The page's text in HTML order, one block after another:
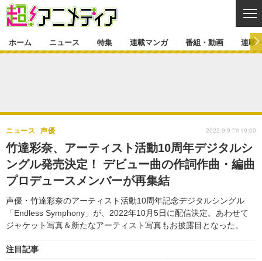
ゲーム・アプリ マンガ
グッズ イベント
声優
舞台 新帝スタ
特集一覧 カバー
ラキりす
連載マンガ
連載マンガ一覧 連載一覧
番組・動画
番組・動画一覧 ラジオ
動画
連載・ブログ
連載・ブログ一覧
編集部ブログ・お知らせ
ホーム ニュース 特集 連載マンガ 番組・動画 連載
竹達彩奈、アーティスト活動10周年デジタルシ
ングル発売決定！ デビュー曲の作詞作曲・編曲
プロデュースメンバーが再集結
声優・竹達彩奈のアーティスト活動10周年記念デジタルシングル
「Endless Symphony」が、2022年10月5日に配信決定。あわせて
ジャケット写真＆新たなアーティスト写真もお披露目となった。
ニュース 声優
注目記事
2022.9.9 Fri 19:00